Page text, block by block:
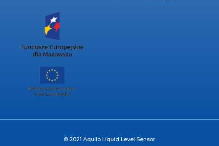
© 2021 Aquilo Liquid Level Sensor